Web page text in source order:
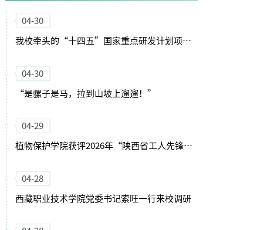
04-30
我校牵头的“十四五”国家重点研发计划项目启动会暨实施方案论证会顺利召开
04-30
“是骡子是马，拉到山坡上遛遛！”
04-29
植物保护学院获评2026年“陕西省工人先锋号”
04-28
西藏职业技术学院党委书记索旺一行来校调研